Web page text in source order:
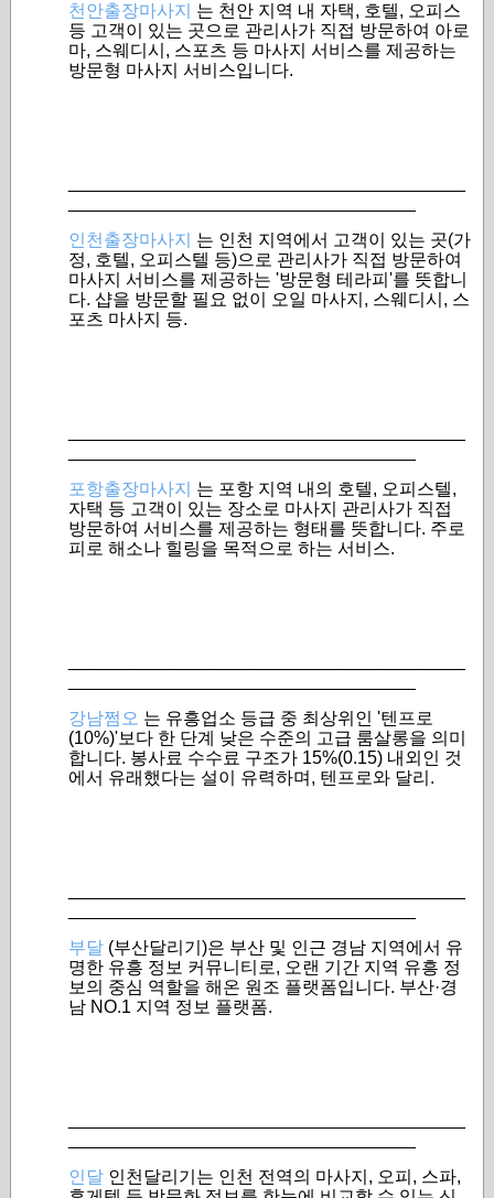
천안출장마사지
는 천안 지역 내 자택, 호텔, 오피스
등 고객이 있는 곳으로 관리사가 직접 방문하여 아로
마, 스웨디시, 스포츠 등 마사지 서비스를 제공하는
방문형 마사지 서비스입니다.
인천출장마사지
는 인천 지역에서 고객이 있는 곳(가
정, 호텔, 오피스텔 등)으로 관리사가 직접 방문하여
마사지 서비스를 제공하는 '방문형 테라피'를 뜻합니
다. 샵을 방문할 필요 없이 오일 마사지, 스웨디시, 스
포츠 마사지 등.
포항출장마사지
는 포항 지역 내의 호텔, 오피스텔,
자택 등 고객이 있는 장소로 마사지 관리사가 직접
방문하여 서비스를 제공하는 형태를 뜻합니다. 주로
피로 해소나 힐링을 목적으로 하는 서비스.
강남쩜오 는 유흥업소 등급 중 최상위인 '텐프로
(10%)'보다 한 단계 낮은 수준의 고급 룸살롱을 의미
합니다. 봉사료 수수료 구조가 15%(0.15) 내외인 것
에서 유래했다는 설이 유력하며, 텐프로와 달리.
부달 (부산달리기)은 부산 및 인근 경남 지역에서 유
명한 유흥 정보 커뮤니티로, 오랜 기간 지역 유흥 정
보의 중심 역할을 해온 원조 플랫폼입니다. 부산·경
남 NO.1 지역 정보 플랫폼.
인달 인천달리기는 인천 전역의 마사지, 오피, 스파,